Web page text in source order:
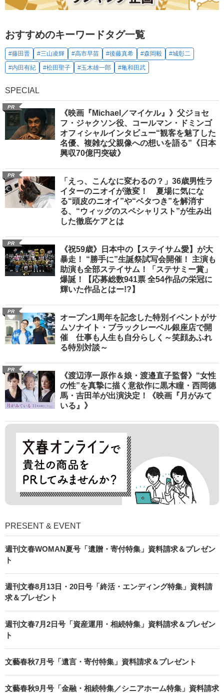
おすすめのキーワードタグ一覧
#藤田晋 #三山凌輝 #高市早苗 #後藤真希 #森岡毅
#城彰二
#内田有紀
#松田聖子 #玉木雄一郎 #亀和田武
SPECIAL
PR
《映画『Michael／マイケル』》父ジョセ
フ・ジャクソン役、コールマン・ドミンゴ
オフィシャルインタビュー“観客を魅了した
名優、複雑な父親像への想いを語る”《日本
興収70億円突破》
PR
「えっ、こんなに変わるの？」36歳男性ラ
イターのニオイが激変！ 夏場に気にな
る“頭皮のニオイ”や“ベタつき”を解消す
る、“ウィッグのスペシャリスト”が生み出
した徹底ケアとは
PR
《祝59歳》日本中の【ステイサム愛】が大
暴走！ “勝手に”生誕祭試写会開催！ 主演も
助演も全部ステイサム！「ステサミー賞」
爆誕！【応募総数941票 全54作品の栄冠に
輝いた作品とはー!?】
PR
オープン1周年を記念した特別イベントがサ
ムソナイト・ブラックレーベル銀座店で開
催 仕事も人生も自分らしく～笑顔あふれ
る特別対談～
PR
《渡辺淳一原作＆娘・渡邉直子監督》“女性
の性”を真摯に描く意欲作に黒木瞳・西岡德
馬・吉田羊が出演決定！《映画『月がみて
いる』》
PRESENT & EVENT
週刊文春WOMAN夏号「遺贈・寄付特集」資料請求＆プレゼン
ト
週刊文春8月13日・20日号「終活・エンディング特集」資料請
求＆プレゼント
週刊文春7月2日号「資産運用・相続特集」資料請求＆プレゼン
ト
文藝春秋7月号「遺言・寄付特集」資料請求＆プレゼント
文藝春秋9月号「金融・相続特集／シニアホーム特集」資料請求